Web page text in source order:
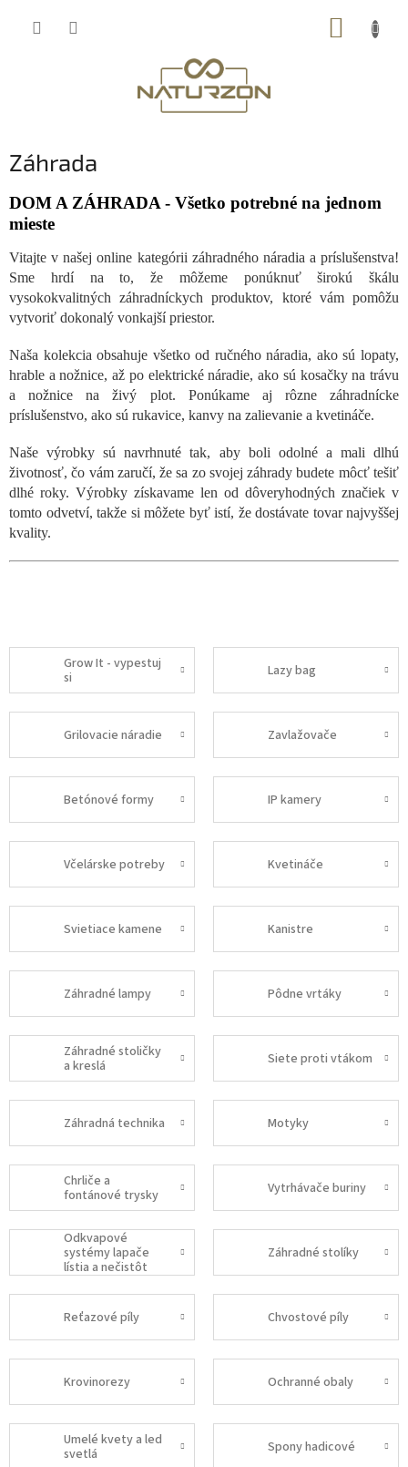
Záhrada
DOM A ZÁHRADA - Všetko potrebné na jednom
mieste
Vitajte v našej online kategórii záhradného náradia a príslušenstva!
Sme hrdí na to, že môžeme ponúknuť širokú škálu
vysokokvalitných záhradníckych produktov, ktoré vám pomôžu
vytvoriť dokonalý vonkajší priestor.
Naša kolekcia obsahuje všetko od ručného náradia, ako sú lopaty,
hrable a nožnice, až po elektrické náradie, ako sú kosačky na trávu
a nožnice na živý plot. Ponúkame aj rôzne záhradnícke
príslušenstvo, ako sú rukavice, kanvy na zalievanie a kvetináče.
Naše výrobky sú navrhnuté tak, aby boli odolné a mali dlhú
životnosť, čo vám zaručí, že sa zo svojej záhrady budete môcť tešiť
dlhé roky. Výrobky získavame len od dôveryhodných značiek v
tomto odvetví, takže si môžete byť istí, že dostávate tovar najvyššej
kvality.
Grow It - vypestuj
si
Lazy bag
Grilovacie náradie Zavlažovače
Betónové formy IP kamery
Včelárske potreby Kvetináče
Svietiace kamene Kanistre
Záhradné lampy Pôdne vrtáky
Záhradné stoličky
a kreslá
Siete proti vtákom
Záhradná technika Motyky
Chrliče a
fontánové trysky
Vytrhávače buriny
Odkvapové
systémy lapače
lístia a nečistôt
Záhradné stolíky
Reťazové píly Chvostové píly
Krovinorezy Ochranné obaly
Umelé kvety a led
svetlá
Spony hadicové